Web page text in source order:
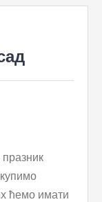
ћемо имати